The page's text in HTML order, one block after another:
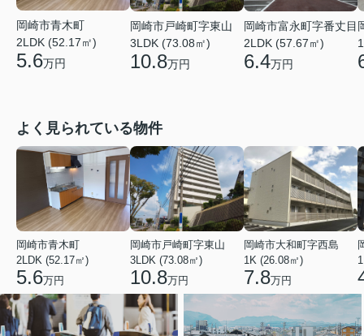
岡崎市青木町
2LDK (52.17㎡)
5.6万円
岡崎市戸崎町字東山
3LDK (73.08㎡)
10.8万円
岡崎市富永町字番丈目
2LDK (57.67㎡)
6.4万円
よく見られている物件
岡崎市青木町
2LDK (52.17㎡)
5.6万円
岡崎市戸崎町字東山
3LDK (73.08㎡)
10.8万円
岡崎市大和町字西島
1K (26.08㎡)
7.8万円